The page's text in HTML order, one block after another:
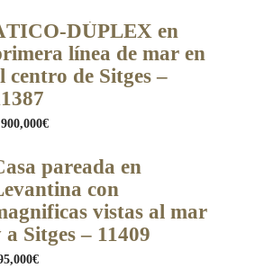
DÚPLEX en
línea de mar en
centro de Sitges –
pareada en
con
vistas al mar
a Sitges – 11409